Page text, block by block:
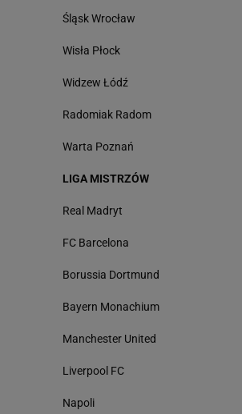
Śląsk Wrocław
Wisła Płock
Widzew Łódź
Radomiak Radom
Warta Poznań
LIGA MISTRZÓW
Real Madryt
FC Barcelona
Borussia Dortmund
Bayern Monachium
Manchester United
Liverpool FC
Napoli